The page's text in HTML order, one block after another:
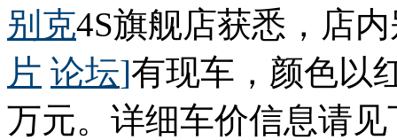
别克4S旗舰店获悉，店
片 论坛]有现车，颜色以
万元。详细车价信息请见